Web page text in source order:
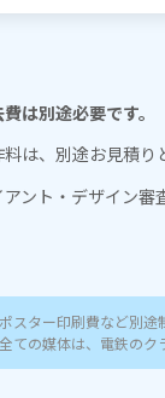
は別途必要です。
は、別途お見積り
ント・デザイン審
ポスター印刷費など別途
全ての媒体は、電鉄のク